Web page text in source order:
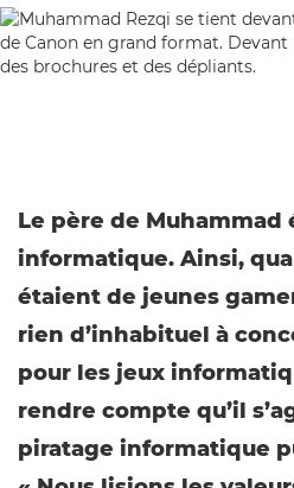
Le père de
informatique. Ainsi,
étaient de jeunes
rien d’inhabituel à
pour les jeux
rendre compte qu’il
piratage informatique